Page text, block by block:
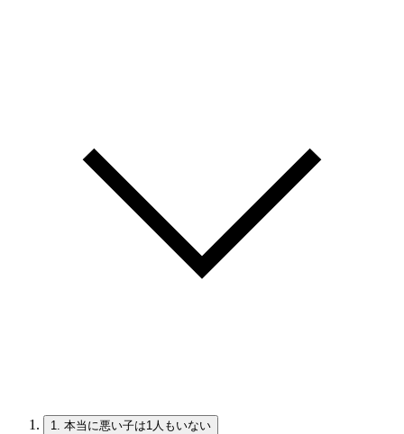
1. 本当に悪い子は1人もいない